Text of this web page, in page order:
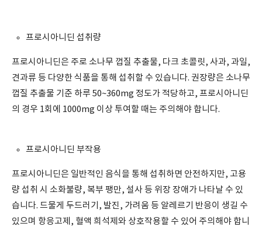
프로시아니딘 섭취량
프로시아니딘은 주로 소나무 껍질 추출물, 다크 초콜릿, 사과, 과일,
견과류 등 다양한 식품을 통해 섭취할 수 있습니다. 권장량은 소나무
껍질 추출물 기준 하루 50~360mg 정도가 적당하고, 프로시아니딘
의 경우 1회에 1000mg 이상 투여할 때는 주의해야 합니다.
프로시아니딘 부작용
프로시아니딘은 일반적인 음식을 통해 섭취하면 안전하지만, 고용
량 섭취 시 소화불량, 복부 팽만, 설사 등 위장 장애가 나타날 수 있
습니다. 드물게 두드러기, 발진, 가려움 등 알레르기 반응이 생길 수
있으며 항응고제, 혈액 희석제와 상호작용할 수 있어 주의해야 합니